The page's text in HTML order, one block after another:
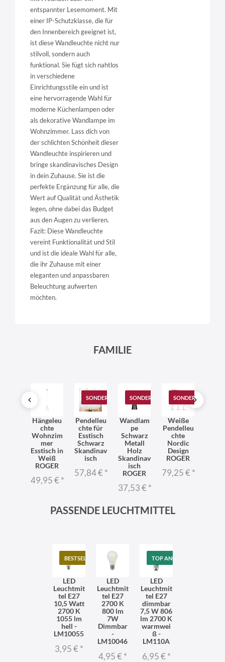
entspannter Lesemoment. Mit
einer IP-Schutzklasse, die für
den Innenbereich geeignet ist,
ist diese Wandleuchte nicht nur
stilvoll, sondern auch
funktional. Sie fügt sich nahtlos
in verschiedene
Einrichtungsstile ein und ist
eine hervorragende Wahl für
moderne Küchenlampen oder
als dekorative Wandlampe im
Wohnzimmer. Lass dich von
der schlichten Schönheit dieser
Wandleuchte inspirieren und
bringe skandinavisches Design
in dein Zuhause. Sie ist die
perfekte Ergänzung für alle, die
Wert auf Qualität und Ästhetik
legen, ohne dabei das Budget
aus den Augen zu verlieren.
Fazit: Diese Wandleuchte
vereint Funktionalität und Stil
und ist die ideale Wahl für alle,
die ihr Zuhause mit einer
eleganten und anpassbaren
Beleuchtung aufwerten
möchten.
FAMILIE
Hängeleu
chte
Wohnzim
mer
Esstisch in
Weiß
ROGER
49,95 €*
SONDERANGEBOT
Pendelleu
chte für
Esstisch
Schwarz
Skandinav
isch
57,84 €*
SONDERANGEBOT
Wandlam
pe
Schwarz
Metall
Holz
Skandinav
isch
ROGER
37,53 €*
SONDERANGEBOT
Weiße
Pendelleu
chte
Nordic
Design
ROGER
79,25 €*
PASSENDE LEUCHTMITTEL
BESTSELLER
LED
Leuchtmit
tel E27
10,5 Watt
2700 K
1055 lm
hell -
LM10055
3,95 €*
LED
Leuchtmit
tel E27
2700 K
800 lm
7W
Dimmbar
-
LM10046
4,95 €*
TOP ANGEBOT
LED
Leuchtmit
tel E27
dimmbar
7,5 W 806
lm 2700 K
warmwei
ß -
LM110A
6,95 €*